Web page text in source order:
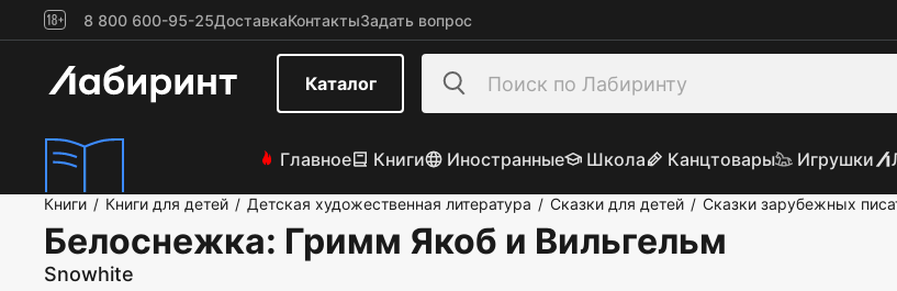
8 800 600-95-25ДоставкаКонтактыЗадать вопрос
Каталог
Главное Книги Иностранные Школа Канцтовары Игрушки
Книги / Книги для детей / Детская художественная литература / Сказки для детей / Сказки зарубежных
Белоснежка: Гримм Якоб и Вильгельм
Snowhite